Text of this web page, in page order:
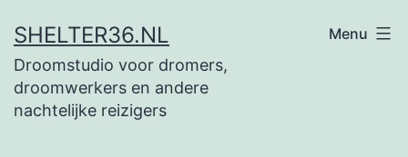
naar
de
inhoud
SHELTER36.NL
Droomstudio voor dromers,
droomwerkers en andere
nachtelijke reizigers
Menu